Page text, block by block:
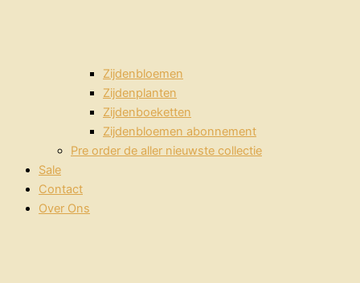
Zijdenbloemen
Zijdenplanten
Zijdenboeketten
Zijdenbloemen abonnement
Pre order de aller nieuwste collectie
Sale
Contact
Over Ons